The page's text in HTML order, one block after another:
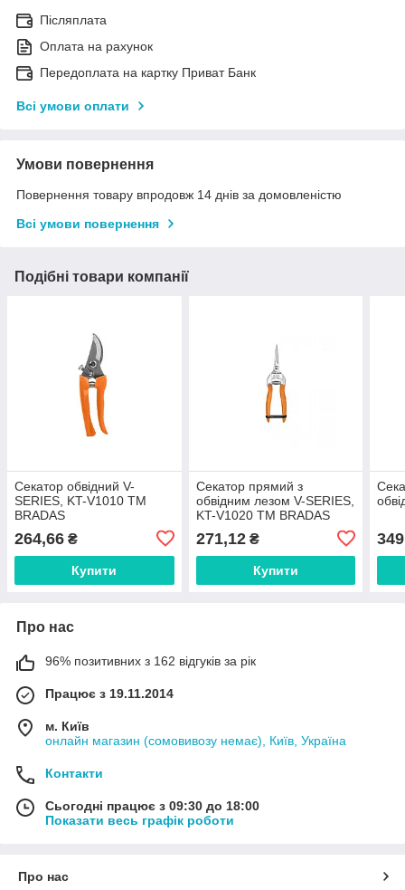
Післяплата
Оплата на рахунок
Передоплата на картку Приват Банк
Всі умови оплати
Умови повернення
Повернення товару впродовж 14 днів за домовленістю
Всі умови повернення
Подібні товари компанії
Секатор обвідний V-
SERIES, KT-V1010 ТМ
BRADAS
264,66 ₴
Купити
Секатор прямий з
обвідним лезом V-SERIES,
KT-V1020 ТМ BRADAS
271,12₴
Купити
Про нас
96% позитивних з 162 відгуків за рік
Працює з 19.11.2014
м. Київ
онлайн магазин (сомовивозу немає), Київ, Україна
Контакти
Сьогодні працює з 09:30 до 18:00
Показати весь графік роботи
Про нас